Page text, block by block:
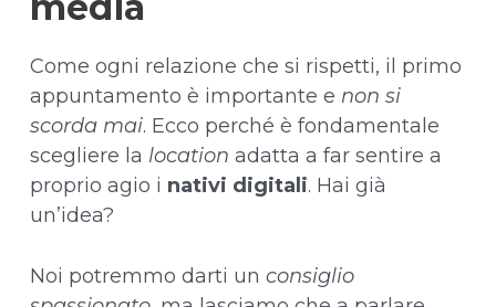
Come ogni relazione che si rispetti, il primo
appuntamento è importante e non si
scorda mai. Ecco perché è fondamentale
scegliere la locationadatta a far sentire a
proprio agio i nativi digitali. Hai già
un’idea?
Noi potremmo darti unconsiglio